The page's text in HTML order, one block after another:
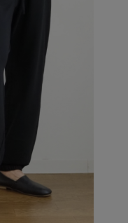
HISUI
INCIPIT
Liyoca